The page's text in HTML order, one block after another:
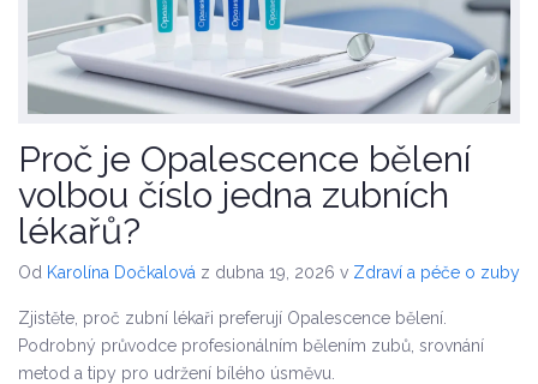
Proč je Opalescence bělení
volbou číslo jedna zubních
lékařů?
Od Karolína Dočkalová z dubna 19, 2026 v Zdraví a péče o zuby
Zjistěte, proč zubní lékaři preferují Opalescence bělení.
Podrobný průvodce profesionálním bělením zubů, srovnání
metod a tipy pro udržení bílého úsměvu.